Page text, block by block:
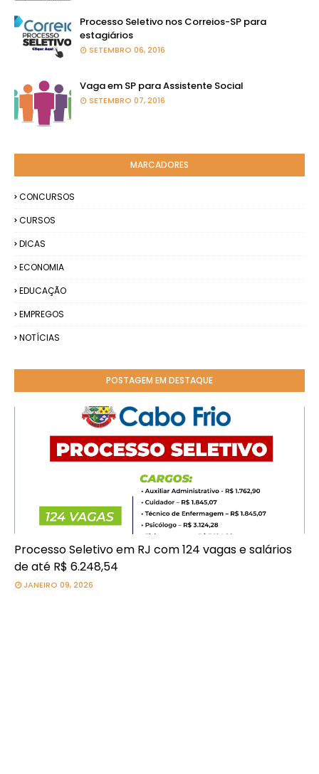
Processo Seletivo nos Correios-SP para
estagiários
SETEMBRO 06, 2016
Vaga em SP para Assistente Social
SETEMBRO 07, 2016
MARCADORES
CONCURSOS
CURSOS
DICAS
ECONOMIA
EDUCAÇÃO
EMPREGOS
NOTÍCIAS
POSTAGEM EM DESTAQUE
Processo Seletivo em RJ com 124 vagas e salários
de até R$ 6.248,54
JANEIRO 09, 2026